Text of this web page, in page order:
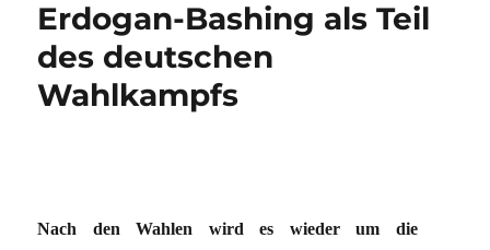
Erdogan-Bashing als Teil
des deutschen
Wahlkampfs
Nach den Wahlen wird es wieder um die